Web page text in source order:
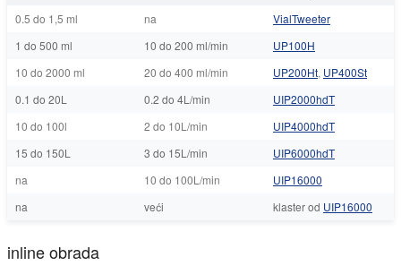
0.5 do 1,5 ml na
VialTweeter
1 do 500 ml
10 do 200 ml/min
UP100H
10 do 2000 ml
20 do 400 ml/min UP200Ht, UP400St
0.1 do 20L
0.2 do 4L/min
UIP2000hdT
10 do 100l
2 do 10L/min
UIP4000hdT
15 do 150L
3 do 15L/min
UIP6000hdT
na
10 do 100L/min
UIP16000
na
veći klaster od UIP16000
inline obrada